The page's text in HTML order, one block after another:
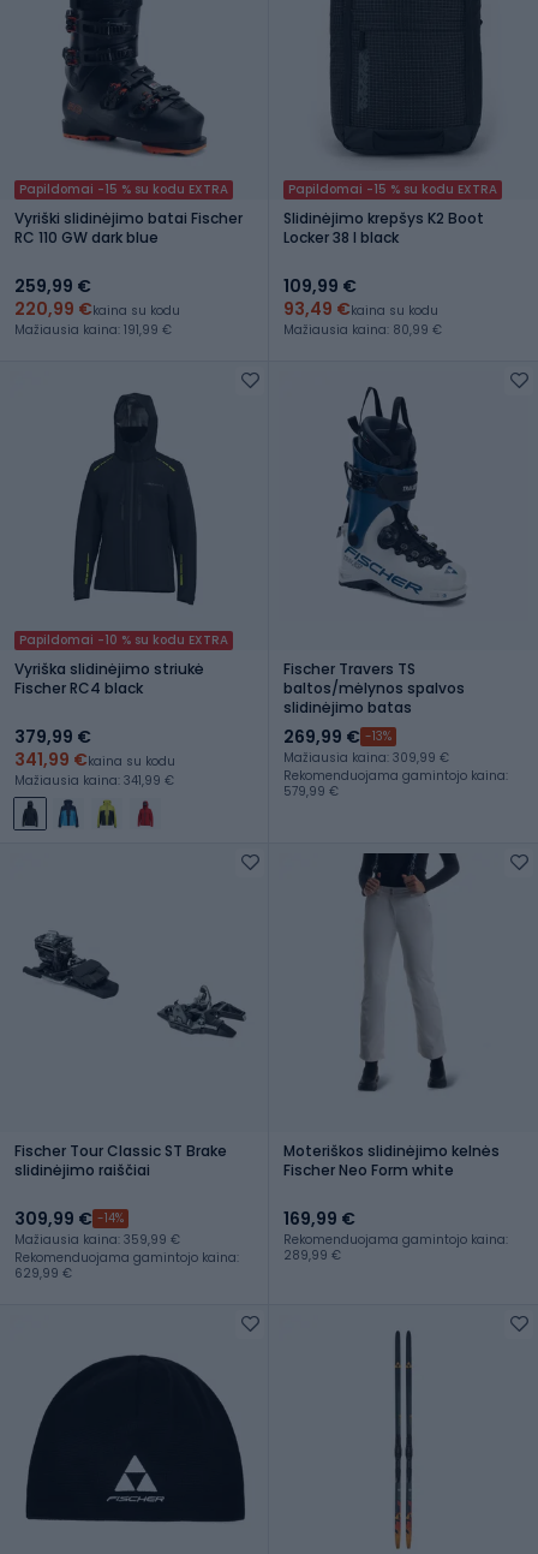
Papildomai -15 % su kodu EXTRA
Vyriški slidinėjimo batai Fischer
RC 110 GW dark blue
259,99 €
220,99 €kaina su kodu
Mažiausia kaina: 191,99 €
Papildomai -15 % su kodu EXTRA
Slidinėjimo krepšys K2 Boot
Locker 38 l black
109,99 €
93,49 €kaina su kodu
Mažiausia kaina: 80,99 €
Papildomai -10 % su kodu EXTRA
Vyriška slidinėjimo striukė
Fischer RC4 black
379,99 €
341,99 €kaina su kodu
Mažiausia kaina: 341,99 €
Fischer Travers TS
baltos/mėlynos spalvos
slidinėjimo batas
269,99 € -13%
Mažiausia kaina: 309,99 €
Rekomenduojama gamintojo kaina:
579,99 €
Fischer Tour Classic ST Brake
slidinėjimo raiščiai
309,99 € -14%
Mažiausia kaina: 359,99 €
Rekomenduojama gamintojo kaina:
629,99 €
Moteriškos slidinėjimo kelnės
Fischer Neo Form white
169,99 €
Rekomenduojama gamintojo kaina:
289,99 €